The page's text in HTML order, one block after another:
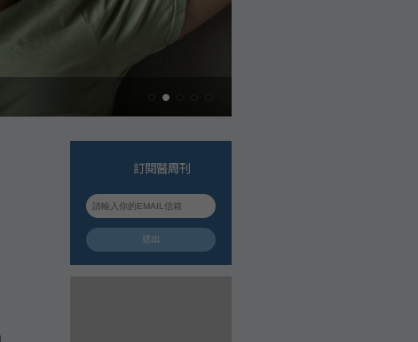
訂閱醫周刊
送出